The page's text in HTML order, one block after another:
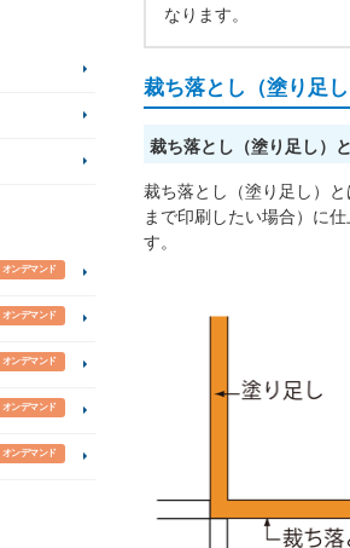
なります。
裁ち落とし（塗り足
裁ち落とし（塗り足し）
裁ち落とし（塗り足し）
まで印刷したい場合）に
す。
オンデマンド
オンデマンド
オンデマンド
オンデマンド
オンデマンド